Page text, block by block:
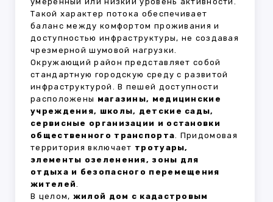
Такой характер потока обеспечивает
баланс между комфортом проживания и
доступностью инфраструктуры, не создавая
чрезмерной шумовой нагрузки.
Окружающий район представляет собой
стандартную городскую среду с развитой
инфраструктурой. В пешей доступности
расположены магазины, медицинские
учреждения, школы, детские сады,
сервисные организации и остановки
общественного транспорта. Придомовая
территория включает тротуары,
элементы озеленения, зоны для
отдыха и безопасного перемещения
жителей.
В целом, жилой дом с кадастровым